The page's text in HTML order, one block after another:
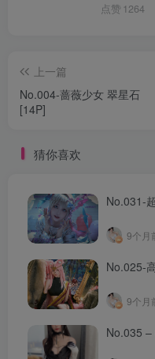
点赞 1264
上一篇
No.004-蔷薇少女 翠星石
[14P]
猜你喜欢
No.031-
9个月
No.025-
9个月
No.035